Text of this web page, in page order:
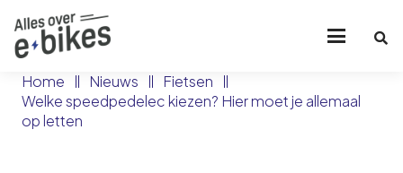
Home Nieuws
Fietsen
Welke speedpedelec kiezen? Hier moet je allemaal
op letten